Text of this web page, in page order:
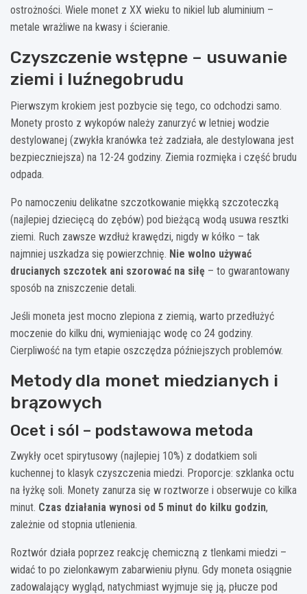
ostrożności. Wiele monet z XX wieku to nikiel lub aluminium –
metale wrażliwe na kwasy i ścieranie.
Czyszczenie wstępne – usuwanie
ziemi i luźnegobrudu
Pierwszym krokiem jest pozbycie się tego, co odchodzi samo.
Monety prosto z wykopów należy zanurzyć w letniej wodzie
destylowanej (zwykła kranówka też zadziała, ale destylowana jest
bezpieczniejsza) na 12-24 godziny. Ziemia rozmięka i część brudu
odpada.
Po namoczeniu delikatne szczotkowanie miękką szczoteczką
(najlepiej dziecięcą do zębów) pod bieżącą wodą usuwa resztki
ziemi. Ruch zawsze wzdłuż krawędzi, nigdy w kółko – tak
najmniej uszkadza się powierzchnię. Nie wolno używać
drucianych szczotek ani szorować na siłę – to gwarantowany
sposób na zniszczenie detali.
Jeśli moneta jest mocno zlepiona z ziemią, warto przedłużyć
moczenie do kilku dni, wymieniając wodę co 24 godziny.
Cierpliwość na tym etapie oszczędza późniejszych problemów.
Metody dla monet miedzianych i
brązowych
Ocet i sól – podstawowa metoda
Zwykły ocet spirytusowy (najlepiej 10%) z dodatkiem soli
kuchennej to klasyk czyszczenia miedzi. Proporcje: szklanka octu
na łyżkę soli. Monety zanurza się w roztworze i obserwuje co kilka
minut. Czas działania wynosi od 5 minut do kilku godzin,
zależnie od stopnia utlenienia.
Roztwór działa poprzez reakcję chemiczną z tlenkami miedzi –
widać to po zielonkawym zabarwieniu płynu. Gdy moneta osiągnie
zadowalający wygląd, natychmiast wyjmuje się ją, płucze pod